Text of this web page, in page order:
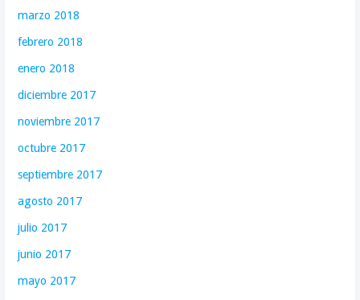
marzo 2018
febrero 2018
enero 2018
diciembre 2017
noviembre 2017
octubre 2017
septiembre 2017
agosto 2017
julio 2017
junio 2017
mayo 2017